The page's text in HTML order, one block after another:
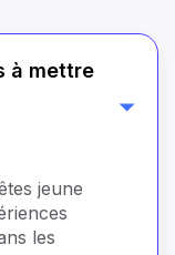
à mettre
jeune
les